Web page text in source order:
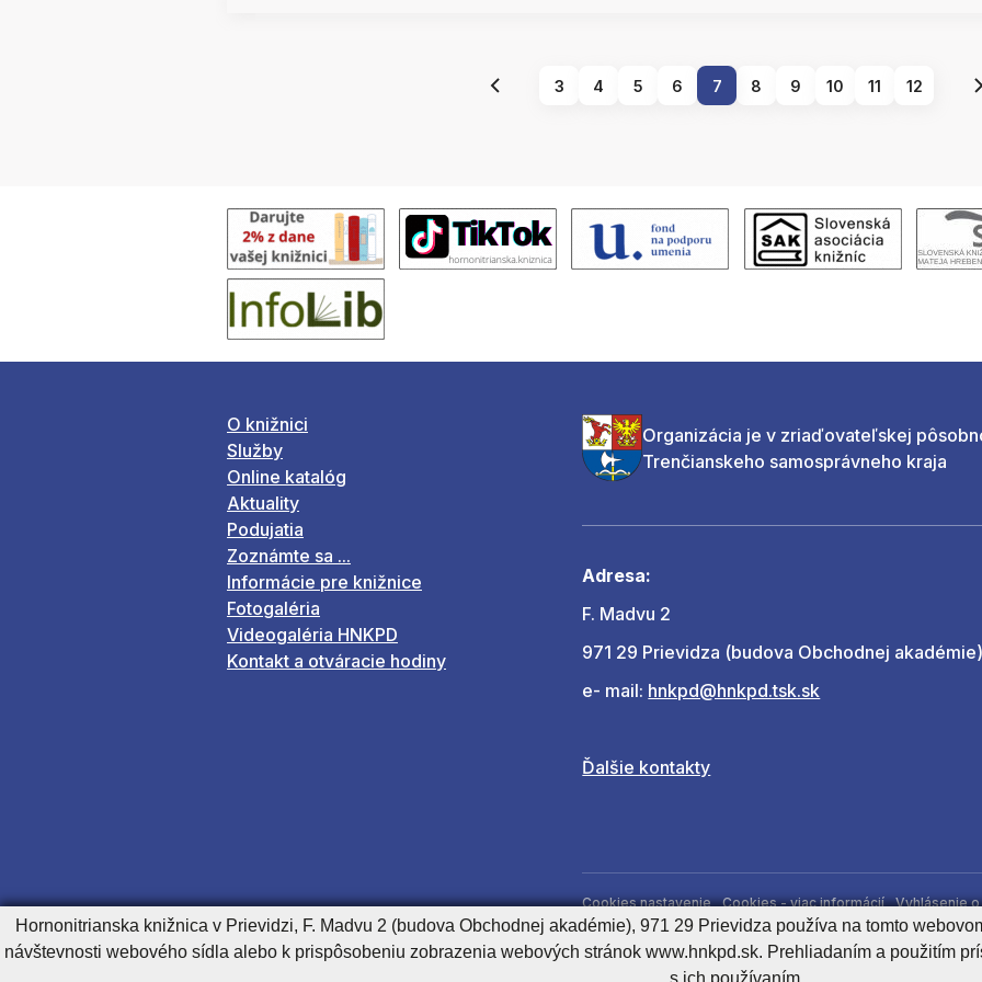
3 4 5 6 7 8 9 10 11 12
O knižnici
Služby
Online katalóg
Aktuality
Podujatia
Zoznámte sa ...
Informácie pre knižnice
Fotogaléria
Videogaléria HNKPD
Kontakt a otváracie hodiny
Organizácia je v zriaďovateľskej
Trenčianskeho samosprávneho kraja
Adresa:
F. Madvu 2
971 29 Prievidza (budova Obchodnej
e- mail: hnkpd@hnkpd.tsk.sk
Ďalšie kontakty
Cookies nastavenie Cookies - viac informácií
Vyhlásenie
Správca obsahu
Hornonitrianska knižnica v Prievidzi, F. Madvu 2 (budova Obchodnej akadémie), 971 29 Prievidza používa na tomto
návštevnosti webového sídla alebo k prispôsobeniu zobrazenia webových stránok www.hnkpd.sk. Prehliadaním a použitím
s ich používaním.